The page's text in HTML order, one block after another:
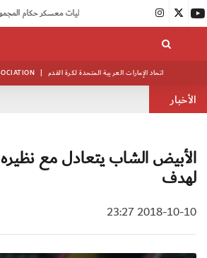
| اتحاد الإمارات العربية المتحدة لكرة القدم
الأخبار
الأبيض الشاب يتعادل مع
لهدف
2018-10-10 23:27